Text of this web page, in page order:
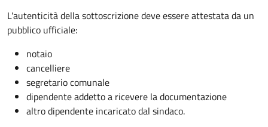
L'autenticità della sottoscrizione deve essere attestata da un
pubblico ufficiale:
notaio
cancelliere
segretario comunale
dipendente addetto a ricevere la documentazione
altro dipendente incaricato dal sindaco.